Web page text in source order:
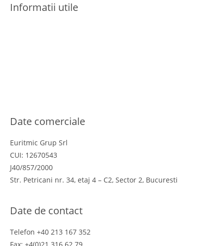
Informatii utile
Date comerciale
Euritmic Grup Srl
CUI: 12670543
J40/857/2000
Str. Petricani nr. 34, etaj 4 – C2, Sector 2, Bucuresti
Date de contact
Telefon +40 213 167 352